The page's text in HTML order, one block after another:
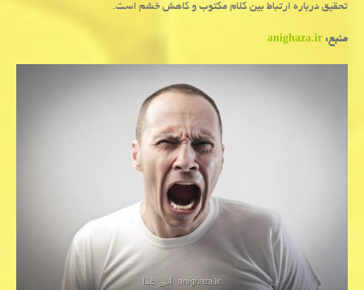
تحقیق درباره ارتباط بین کلام مکتوب و کاهش خشم است.
منبع:anighaza.ir